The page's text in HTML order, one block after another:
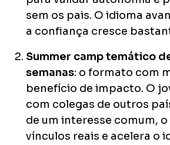
sem os pais. O idioma
a confiança cresce
Summer camp temático
semanas: o formato com
benefício de impacto. O
com colegas de outros
de um interesse comum, o
vínculos reais e acelera o